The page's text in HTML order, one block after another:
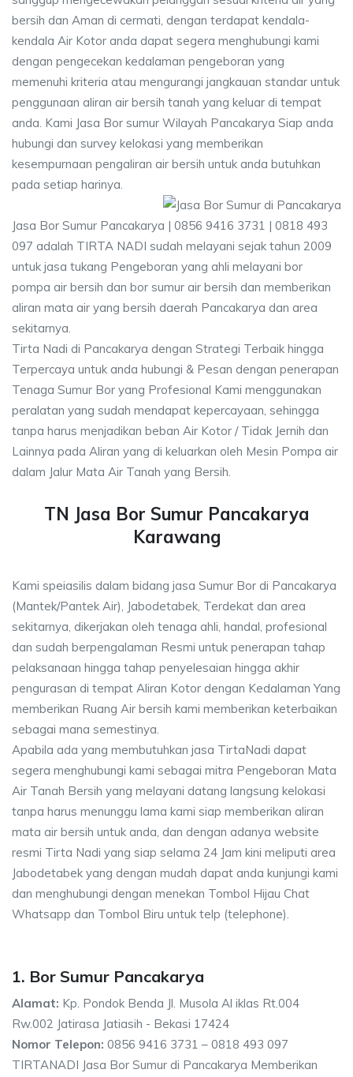
bersih dan Aman di cermati, dengan terdapat kendala-
kendala Air Kotor anda dapat segera menghubungi kami
dengan pengecekan kedalaman pengeboran yang
memenuhi kriteria atau mengurangi jangkauan standar untuk
penggunaan aliran air bersih tanah yang keluar di tempat
anda. Kami Jasa Bor sumur Wilayah Pancakarya Siap anda
hubungi dan survey kelokasi yang memberikan
kesempurnaan pengaliran air bersih untuk anda butuhkan
pada setiap harinya.
Jasa Bor Sumur Pancakarya | 0856 9416 3731 | 0818 493
097 adalah TIRTA NADI sudah melayani sejak tahun 2009
untuk jasa tukang Pengeboran yang ahli melayani bor
pompa air bersih dan bor sumur air bersih dan memberikan
aliran mata air yang bersih daerah Pancakarya dan area
sekitarnya.
Tirta Nadi di Pancakarya dengan Strategi Terbaik hingga
Terpercaya untuk anda hubungi & Pesan dengan penerapan
Tenaga Sumur Bor yang Profesional Kami menggunakan
peralatan yang sudah mendapat kepercayaan, sehingga
tanpa harus menjadikan beban Air Kotor / Tidak Jernih dan
Lainnya pada Aliran yang di keluarkan oleh Mesin Pompa air
dalam Jalur Mata Air Tanah yang Bersih.
TN Jasa Bor Sumur Pancakarya
Karawang
Kami speiasilis dalam bidang jasa Sumur Bor di Pancakarya
(Mantek/Pantek Air), Jabodetabek, Terdekat dan area
sekitarnya, dikerjakan oleh tenaga ahli, handal, profesional
dan sudah berpengalaman Resmi untuk penerapan tahap
pelaksanaan hingga tahap penyelesaian hingga akhir
pengurasan di tempat Aliran Kotor dengan Kedalaman Yang
memberikan Ruang Air bersih kami memberikan keterbaikan
sebagai mana semestinya.
Apabila ada yang membutuhkan jasa TirtaNadi dapat
segera menghubungi kami sebagai mitra Pengeboran Mata
Air Tanah Bersih yang melayani datang langsung kelokasi
tanpa harus menunggu lama kami siap memberikan aliran
mata air bersih untuk anda, dan dengan adanya website
resmi Tirta Nadi yang siap selama 24 Jam kini meliputi area
Jabodetabek yang dengan mudah dapat anda kunjungi kami
dan menghubungi dengan menekan Tombol Hijau Chat
Whatsapp dan Tombol Biru untuk telp (telephone).
1. Bor Sumur Pancakarya
Alamat: Kp. Pondok Benda Jl. Musola Al iklas Rt.004
Rw.002 Jatirasa Jatiasih - Bekasi 17424
Nomor Telepon: 0856 9416 3731 – 0818 493 097
TIRTANADI Jasa Bor Sumur di Pancakarya Memberikan